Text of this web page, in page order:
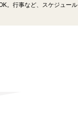
。行事など、スケジュール